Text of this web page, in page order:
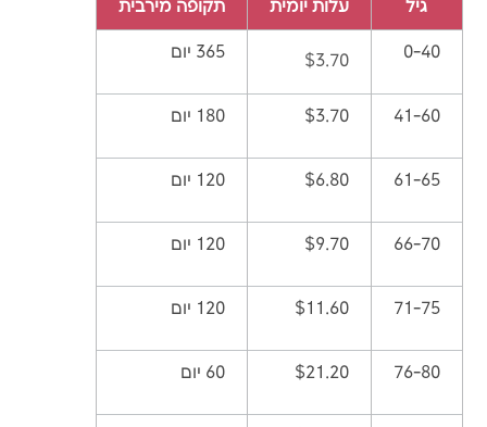
גיל עלות יומית תקופה מירבית
0-40
$3.70 365 יום
41-60
$3.70 180 יום
61-65
$6.80 120 יום
66-70
$9.70 120 יום
71-75
$11.60 120 יום
76-80
$21.20 60 יום